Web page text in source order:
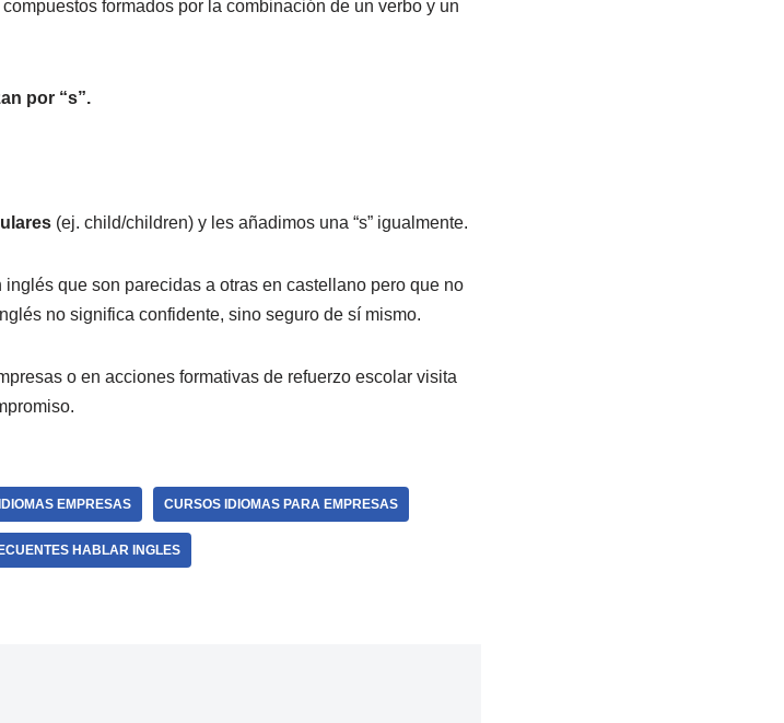
formados por la combinación de un verbo y un
por “s”.
(ej. child/children) y les añadimos una “s” igualmente.
inglés que son parecidas a otras en castellano pero que no
no significa confidente, sino seguro de sí mismo.
o en acciones formativas de refuerzo escolar visita
EMPRESAS CURSOS IDIOMAS PARA EMPRESAS
HABLAR INGLES